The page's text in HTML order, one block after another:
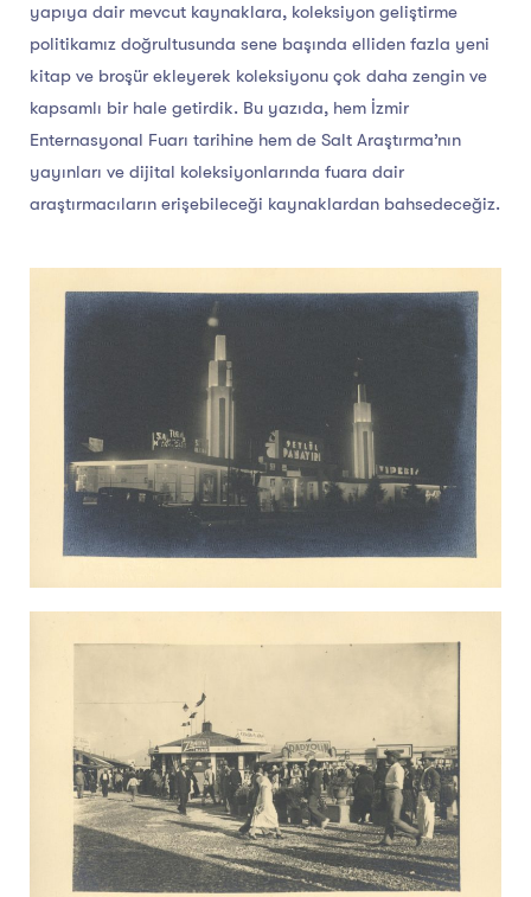
yapıya dair mevcut kaynaklara, koleksiyon geliştirme
politikamız doğrultusunda sene başında elliden fazla yeni
kitap ve broşür ekleyerek koleksiyonu çok daha zengin ve
kapsamlı bir hale getirdik. Bu yazıda, hem İzmir
Enternasyonal Fuarı tarihine hem de Salt Araştırma’nın
yayınları ve dijital koleksiyonlarında fuara dair
araştırmacıların erişebileceği kaynaklardan bahsedeceğiz.